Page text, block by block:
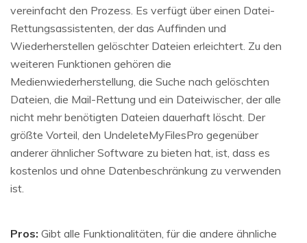
vereinfacht den Prozess. Es verfügt über einen Datei-
Rettungsassistenten, der das Auffinden und
Wiederherstellen gelöschter Dateien erleichtert. Zu den
weiteren Funktionen gehören die
Medienwiederherstellung, die Suche nach gelöschten
Dateien, die Mail-Rettung und ein Dateiwischer, der alle
nicht mehr benötigten Dateien dauerhaft löscht. Der
größte Vorteil, den UndeleteMyFilesPro gegenüber
anderer ähnlicher Software zu bieten hat, ist, dass es
kostenlos und ohne Datenbeschränkung zu verwenden
ist.
Pros: Gibt alle Funktionalitäten, für die andere ähnliche